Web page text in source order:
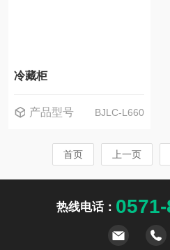
冷藏柜
产品型号 BJLC-L660
首页 上一页
热线电话：